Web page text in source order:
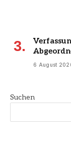
6 August
Suchen